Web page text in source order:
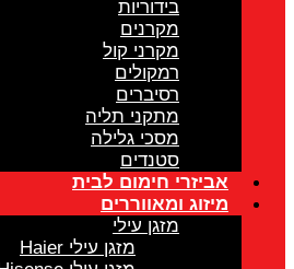
בידוריות
מקרנים
מקרני קול
רמקולים
רסיברים
מתקני תליה
מסכי גלילה
סטנדים
אביזרי חימום לבית
מיזוג ומאווררים
מזגן עילי
מזגן עילי Haier